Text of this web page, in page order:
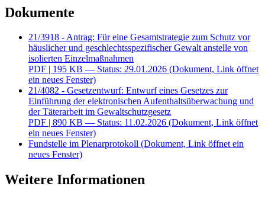
Dokumente
21/3918 - Antrag: Für eine Gesamtstrategie zum Schutz vor
häuslicher und geschlechtsspezifischer Gewalt anstelle von
isolierten Einzelmaßnahmen
PDF | 195 KB — Status: 29.01.2026 (Dokument, Link öffnet
ein neues Fenster)
21/4082 - Gesetzentwurf: Entwurf eines Gesetzes zur
Einführung der elektronischen Aufenthaltsüberwachung und
der Täterarbeit im Gewaltschutzgesetz
PDF | 890 KB — Status: 11.02.2026 (Dokument, Link öffnet
ein neues Fenster)
Fundstelle im Plenarprotokoll (Dokument, Link öffnet ein
neues Fenster)
Weitere Informationen